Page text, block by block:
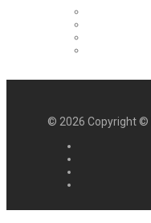
© 2026 Copyright ©